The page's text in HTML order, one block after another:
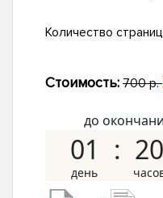
Количество
Стоимость: 700 р.
до
01 20